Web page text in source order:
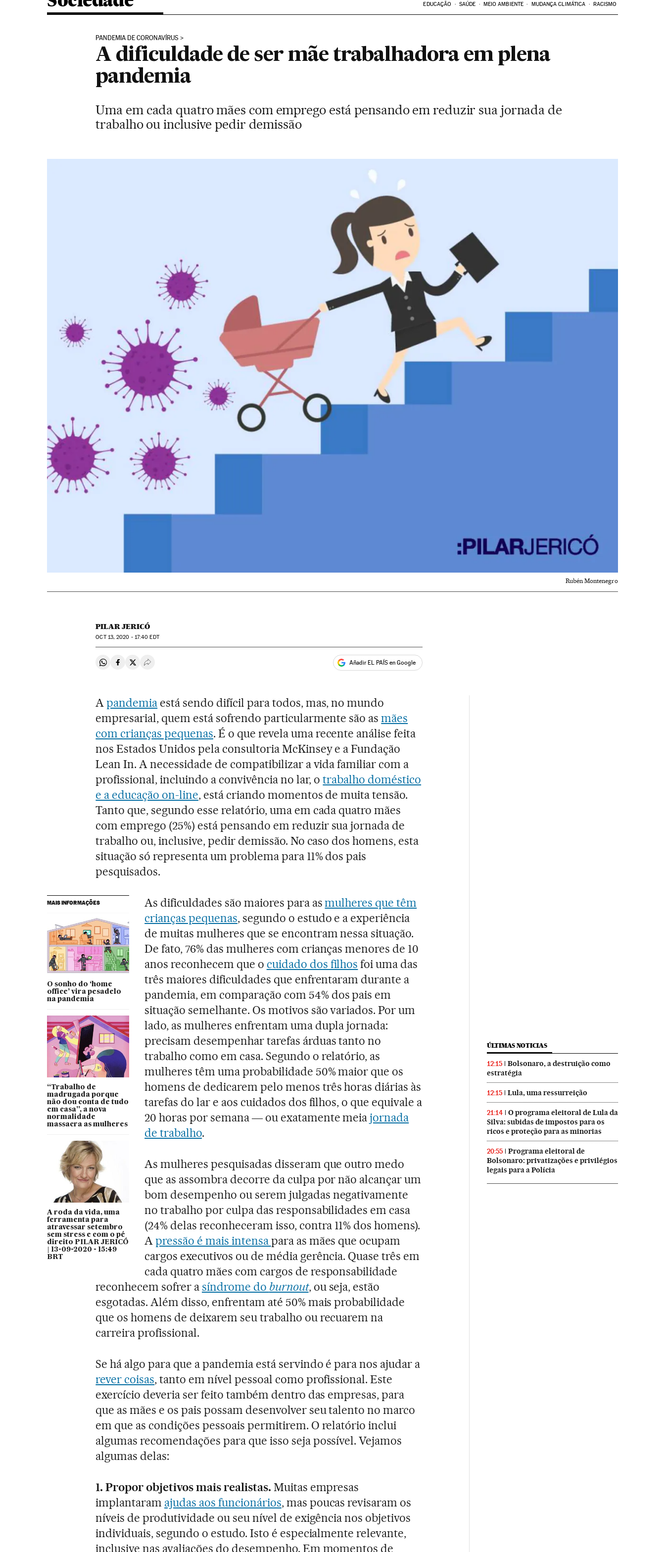
EDUCAÇÃO SAÚDE MEIO AMBIENTE MUDANÇA CLIMÁTICA RACISMO
PANDEMIA DE CORONAVÍRUS
A dificuldade de ser mãe trabalhadora em plena
pandemia
Uma em cada quatro mães com emprego está pensando em reduzir sua jornada de
trabalho ou inclusive pedir demissão
Rubén Montenegro
PILAR JERICÓ
OCT13, 2020 - 17:40 EDT
Compartir en Whatsapp
Compartir en Facebook
Compartir en Twitter
Desplegar Redes Sociales Añadir EL PAÍS en Google
Apandemia está sendo difícil para todos, mas, no mundo
empresarial, quem está sofrendo particularmente são asmães
com crianças pequenas. É o que revela uma recente análise feita
nos Estados Unidos pela consultoria McKinsey e a Fundação
Lean In. A necessidade de compatibilizar a vida familiar com a
profissional, incluindo a convivência no lar, otrabalho doméstico
e a educação on-line, está criando momentos de muita tensão.
Tanto que, segundo esse relatório, uma em cada quatro mães
com emprego (25%) está pensando em reduzir sua jornada de
trabalho ou, inclusive, pedir demissão. No caso dos homens, esta
situação só representa um problema para 11% dos pais
pesquisados.
MAIS INFORMAÇÕES
O sonho do ‘home
office’ vira pesadelo
na pandemia
“Trabalho de
madrugada porque
não dou conta de tudo
em casa”, a nova
normalidade
massacra as mulheres
A roda da vida, uma
ferramenta para
atravessar setembro
sem stress e com o pé
direito PILAR JERICÓ
| 13-09-2020 - 15:49
BRT
As dificuldades são maiores para asmulheres que têm
crianças pequenas, segundo o estudo e a experiência
de muitas mulheres que se encontram nessa situação.
De fato, 76% das mulheres com crianças menores de 10
anos reconhecem que o cuidado dos filhos foi uma das
três maiores dificuldades que enfrentaram durante a
pandemia, em comparação com 54% dos pais em
situação semelhante. Os motivos são variados. Por um
lado, as mulheres enfrentam uma dupla jornada:
precisam desempenhar tarefas árduas tanto no
trabalho como em casa. Segundo o relatório, as
mulheres têm uma probabilidade 50% maior que os
homens de dedicarem pelo menos três horas diárias às
tarefas do lar e aos cuidados dos filhos, o que equivale a
20 horas por semana ― ou exatamente meiajornada
de trabalho.
As mulheres pesquisadas disseram que outro medo
que as assombra decorre da culpa por não alcançar um
bom desempenho ou serem julgadas negativamente
no trabalho por culpa das responsabilidades em casa
(24% delas reconheceram isso, contra 11% dos homens).
Apressão é mais intensapara as mães que ocupam
cargos executivos ou de média gerência. Quase três em
cada quatro mães com cargos de responsabilidade
reconhecem sofrer asíndrome do burnout, ou seja, estão
esgotadas. Além disso, enfrentam até 50% mais probabilidade
que os homens de deixarem seu trabalho ou recuarem na
carreira profissional.
Se há algo para que a pandemia está servindo é para nos ajudar a
rever coisas, tanto em nível pessoal como profissional. Este
exercício deveria ser feito também dentro das empresas, para
que as mães e os pais possam desenvolver seu talento no marco
em que as condições pessoais permitirem. O relatório inclui
algumas recomendações para que isso seja possível. Vejamos
algumas delas:
1. Propor objetivos mais realistas. Muitas empresas
implantaram ajudas aos funcionários, mas poucas revisaram os
níveis de produtividade ou seu nível de exigência nos objetivos
individuais, segundo o estudo. Isto é especialmente relevante,
inclusive nas avaliações do desempenho. Em momentos de
ÚLTIMAS NOTICIAS
12:15
Bolsonaro, a destruição como
estratégia
12:15 Lula, uma ressurreição
21:14
O programa eleitoral de Lula da
Silva: subidas de impostos para os
ricos e proteção para as minorias
20:55
Programa eleitoral de
Bolsonaro: privatizações e privilégios
legais para a Polícia